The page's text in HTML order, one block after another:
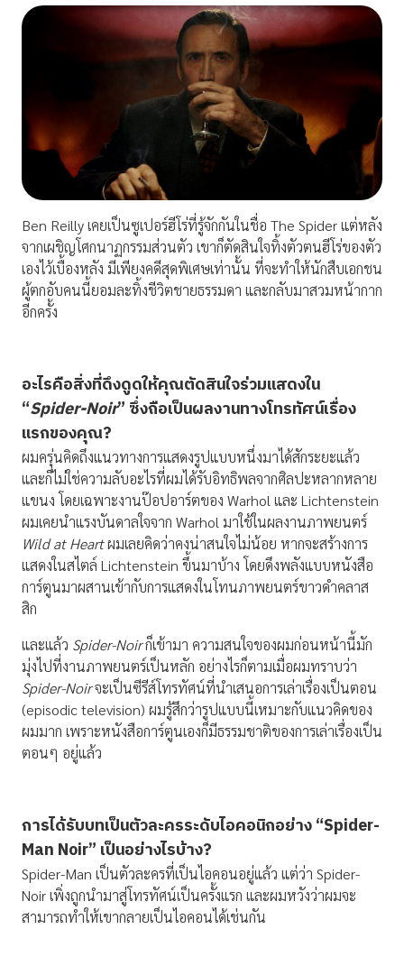
Ben Reilly เคยเป็นซูเปอร์ฮีโร่ที่รู้จักกันในชื่อ The Spider แต่หลัง
จากเผชิญโศกนาฏกรรมส่วนตัว เขาก็ตัดสินใจทิ้งตัวตนฮีโร่ของตัว
เองไว้เบื้องหลัง มีเพียงคดีสุดพิเศษเท่านั้น ที่จะทำให้นักสืบเอกชน
ผู้ตกอับคนนี้ยอมละทิ้งชีวิตชายธรรมดา และกลับมาสวมหน้ากาก
อีกครั้ง
อะไรคือสิ่งที่ดึงดูดให้คุณตัดสินใจร่วมแสดงใน
“Spider-Noir” ซึ่งถือเป็นผลงานทางโทรทัศน์เรื่อง
แรกของคุณ?
ผมครุ่นคิดถึงแนวทางการแสดงรูปแบบหนึ่งมาได้สักระยะแล้ว
และก็ไม่ใช่ความลับอะไรที่ผมได้รับอิทธิพลจากศิลปะหลากหลาย
แขนง โดยเฉพาะงานป๊อปอาร์ตของ Warhol และ Lichtenstein
ผมเคยนำแรงบันดาลใจจาก Warhol มาใช้ในผลงานภาพยนตร์
Wild at Heartผมเลยคิดว่าคงน่าสนใจไม่น้อย หากจะสร้างการ
แสดงในสไตล์ Lichtenstein ขึ้นมาบ้าง โดยดึงพลังแบบหนังสือ
การ์ตูนมาผสานเข้ากับการแสดงในโทนภาพยนตร์ขาวดำคลาส
สิก
และแล้ว Spider-Noirก็เข้ามา ความสนใจของผมก่อนหน้านี้มัก
มุ่งไปที่งานภาพยนตร์เป็นหลัก อย่างไรก็ตามเมื่อผมทราบว่า
Spider-Noirจะเป็นซีรีส์โทรทัศน์ที่นำเสนอการเล่าเรื่องเป็นตอน
(episodic television) ผมรู้สึกว่ารูปแบบนี้เหมาะกับแนวคิดของ
ผมมาก เพราะหนังสือการ์ตูนเองก็มีธรรมชาติของการเล่าเรื่องเป็น
ตอนๆ อยู่แล้ว
การได้รับบทเป็นตัวละครระดับไอคอนิกอย่าง “Spider-
Man Noir” เป็นอย่างไรบ้าง?
Spider-Man เป็นตัวละครที่เป็นไอคอนอยู่แล้ว แต่ว่า Spider-
Noir เพิ่งถูกนำมาสู่โทรทัศน์เป็นครั้งแรก และผมหวังว่าผมจะ
สามารถทำให้เขากลายเป็นไอคอนได้เช่นกัน